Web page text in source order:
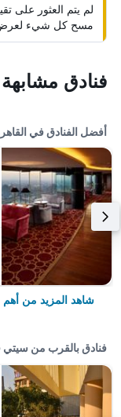
لم يتم العثور على
مسح كل شيء لعرض
فنادق
أفضل الفنادق في
شاهد المزيد من أهم
فنادق بالقرب من سيتي